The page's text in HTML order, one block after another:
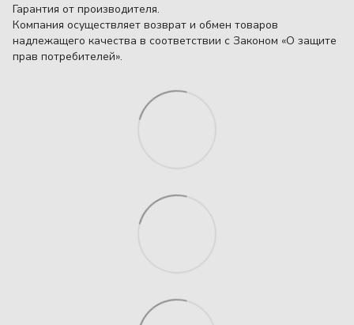
Гарантия от производителя.
Компания осуществляет возврат и обмен товаров
надлежащего качества в соответствии с Законом «О защите
прав потребителей».